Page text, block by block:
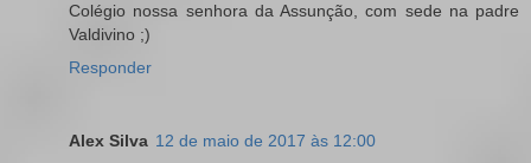
Colégio nossa senhora da Assunção, com sede na padre
Valdivino ;)
Responder
Alex Silva 12 de maio de 2017 às 12:00